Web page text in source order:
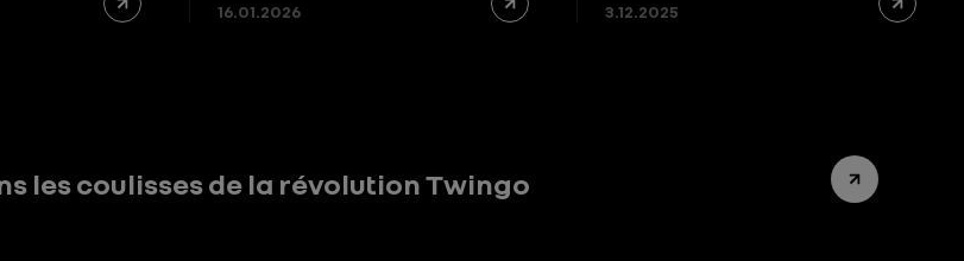
16.01.2026 3.12.2025
les coulisses de la révolution Twingo